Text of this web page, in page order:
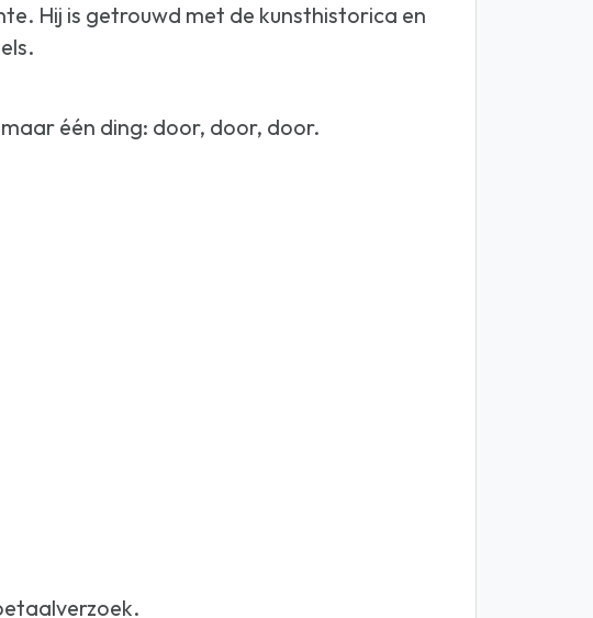
Hij is getrouwd met de kunsthistorica en
één ding: door, door, door.